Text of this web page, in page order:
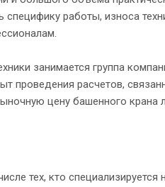
работы, износа
занимается группа
проведения расчетов,
цену башенного крана
тех, кто специализируется